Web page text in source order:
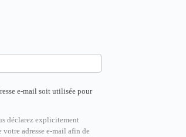
e-mail soit utilisée pour
déclarez explicitement
adresse e-mail afin de